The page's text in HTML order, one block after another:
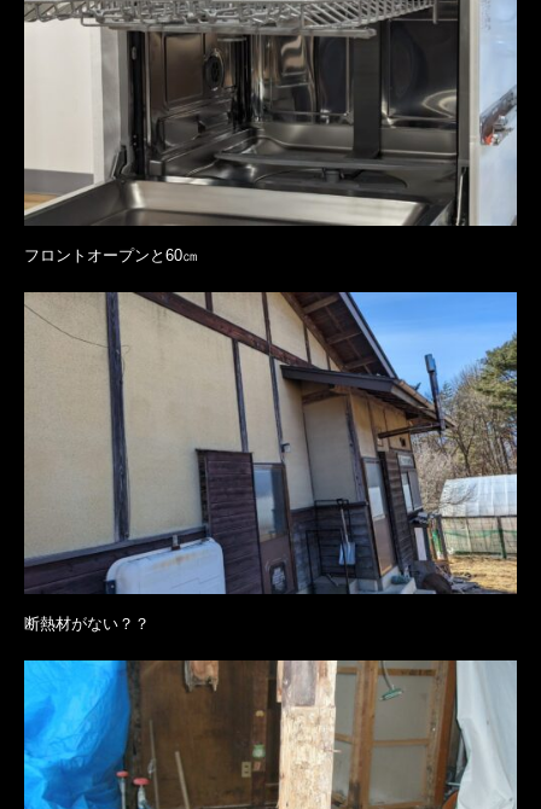
フロントオープンと60㎝
断熱材がない？？